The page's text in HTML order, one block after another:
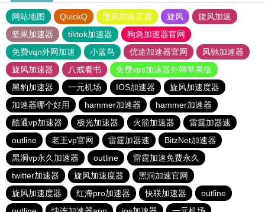
网站地图 QuickQ 旋风加速度器 旋风
旋风加速
坚果加速器
tiktok加速器
狗急加速器官网
免费vqn外网加速
小蓝鸟 优途加速器官网
风驰加速器
旋风加速器
八戒看书
免费vps加速器外网苹果版
黑豹加速器
一元机场 IOS加速器
旋风加速度器
加速器哪个好用
hammer加速器
hammer加速器
酷通vp加速器
极光加速器 火箭加速器
雷霆加器速
outline
老王vp官网 雷霆加器速
BitzNet加速器
黑洞vp永久加速器
outline
雷霆加速免费永久
twitter加速器
旋风加速度器
黑洞加速官网
旋风加速度器
红海pro加速器 快联加速器
outline